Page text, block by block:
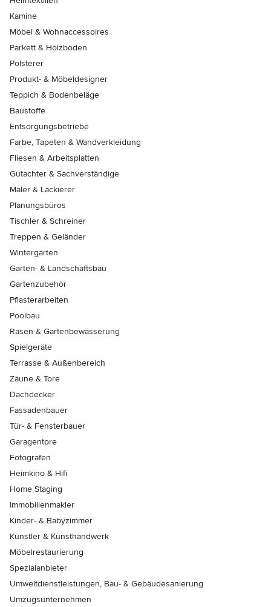
Kamine
Möbel & Wohnaccessoires
Parkett & Holzböden
Polsterer
Produkt- & Möbeldesigner
Teppich & Bodenbeläge
Baustoffe
Entsorgungsbetriebe
Farbe, Tapeten & Wandverkleidung
Fliesen & Arbeitsplatten
Gutachter & Sachverständige
Maler & Lackierer
Planungsbüros
Tischler & Schreiner
Treppen & Geländer
Wintergärten
Garten- & Landschaftsbau
Gartenzubehör
Pflasterarbeiten
Poolbau
Rasen & Gartenbewässerung
Spielgeräte
Terrasse & Außenbereich
Zäune & Tore
Dachdecker
Fassadenbauer
Tür- & Fensterbauer
Garagentore
Fotografen
Heimkino & Hifi
Home Staging
Immobilienmakler
Kinder- & Babyzimmer
Künstler & Kunsthandwerk
Möbelrestaurierung
Spezialanbieter
Umweltdienstleistungen, Bau- & Gebäudesanierung
Umzugsunternehmen